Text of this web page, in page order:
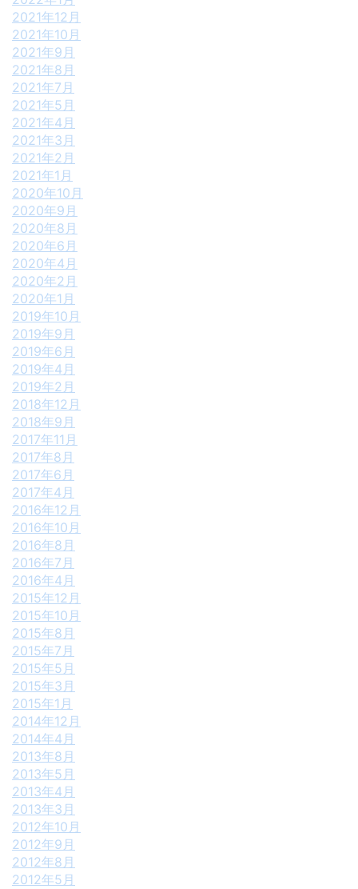
2021年12月
2021年10月
2021年9月
2021年8月
2021年7月
2021年5月
2021年4月
2021年3月
2021年2月
2021年1月
2020年10月
2020年9月
2020年8月
2020年6月
2020年4月
2020年2月
2020年1月
2019年10月
2019年9月
2019年6月
2019年4月
2019年2月
2018年12月
2018年9月
2017年11月
2017年8月
2017年6月
2017年4月
2016年12月
2016年10月
2016年8月
2016年7月
2016年4月
2015年12月
2015年10月
2015年8月
2015年7月
2015年5月
2015年3月
2015年1月
2014年12月
2014年4月
2013年8月
2013年5月
2013年4月
2013年3月
2012年10月
2012年9月
2012年8月
2012年5月